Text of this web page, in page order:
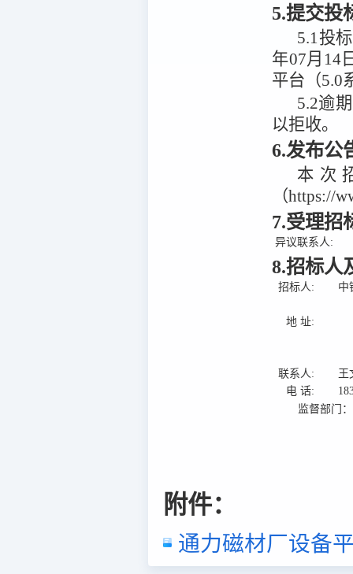
5.提交投
5.1投
年07月14
平台（5.0
5.2逾
以拒收。
6.发布公
本次
（https://
7.受理招
异议联系人:
8.招标人
招标人: 中
地 址:
联系人:
王
电 话:
监督部门
附件：
通力磁材厂设备